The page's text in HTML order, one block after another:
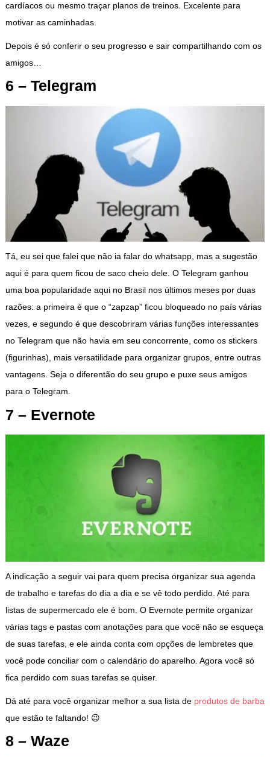
cardíacos ou mesmo traçar planos de treinos. Excelente para
motivar as caminhadas.
Depois é só conferir o seu progresso e sair compartilhando com os
amigos…
6 – Telegram
Tá, eu sei que falei que não ia falar do whatsapp, mas a sugestão
aqui é para quem ficou de saco cheio dele. O Telegram ganhou
uma boa popularidade aqui no Brasil nos últimos meses por duas
razões: a primeira é que o “zapzap” ficou bloqueado no país várias
vezes, e segundo é que descobriram várias funções interessantes
no Telegram que não havia em seu concorrente, como os stickers
(figurinhas), mais versatilidade para organizar grupos, entre outras
vantagens. Seja o diferentão do seu grupo e puxe seus amigos
para o Telegram.
7 – Evernote
A indicação a seguir vai para quem precisa organizar sua agenda
de trabalho e tarefas do dia a dia e se vê todo perdido. Até para
listas de supermercado ele é bom. O Evernote permite organizar
várias tags e pastas com anotações para que você não se esqueça
de suas tarefas, e ele ainda conta com opções de lembretes que
você pode conciliar com o calendário do aparelho. Agora você só
fica perdido com suas tarefas se quiser.
Dá até para você organizar melhor a sua lista de produtos de barba
que estão te faltando! 😉
8 – Waze